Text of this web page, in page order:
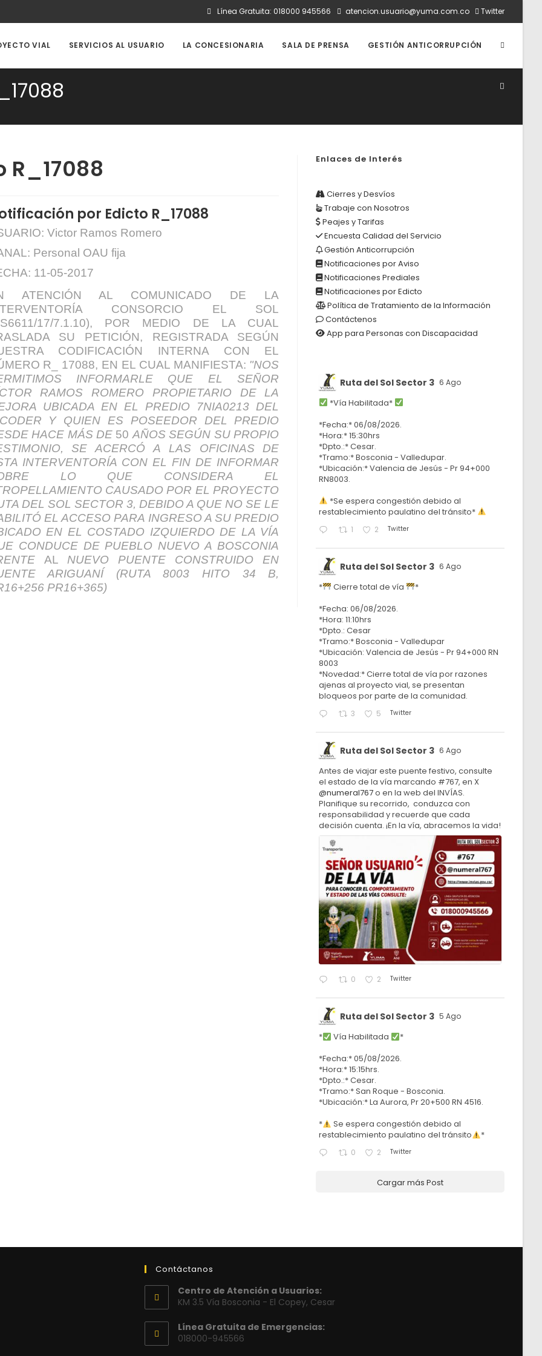
Línea Gratuita: 018000 945566 atencion.usuario@yuma.com.co Twitter
VIAL SERVICIOS AL USUARIO LA CONCESIONARIA SALA DE PRENSA GESTIÓN ANTICORRUPCIÓN ALTERNAR
por Edicto R_17088
Victor Ramos Romero
Personal OAU fija
11-05-2017
ATENCIÓN AL COMUNICADO DE LA
CONSORCIO EL SOL
17/7.1.10), POR MEDIO DE LA CUAL
SU PETICIÓN, REGISTRADA SEGÚN
CODIFICACIÓN INTERNA CON EL
R_ 17088, EN EL CUAL MANIFIESTA: "NOS
INFORMARLE QUE EL SEÑOR
RAMOS ROMERO PROPIETARIO DE LA
UBICADA EN EL PREDIO 7NIA0213 DEL
DER Y QUIEN ES POSEEDOR DEL PREDIO
HACE MÁS DE 50 AÑOS SEGÚN SU PROPIO
SE ACERCÓ A LAS OFICINAS DE
INTERVENTORÍA CON EL FIN DE INFORMAR
LO QUE CONSIDERA EL
CAUSADO POR EL PROYECTO
DEL SOL SECTOR 3, DEBIDO A QUE NO SE LE
EL ACCESO PARA INGRESO A SU PREDIO
EN EL COSTADO IZQUIERDO DE LA VÍA
CONDUCE DE PUEBLO NUEVO A BOSCONIA
AL NUEVO PUENTE CONSTRUIDO EN
ENTEARIGUANÍ (RUTA 8003 HITO 34 B,
PR16+365)
Enlaces de Interés
Cierres y Desvíos
Trabaje con Nosotros
Peajes y Tarifas
Encuesta Calidad del Servicio
Gestión Anticorrupción
Notificaciones por Aviso
Notificaciones Prediales
Notificaciones por Edicto
Política de Tratamiento de la Información
Contáctenos
App para Personas con Discapacidad
Ruta del Sol Sector 3 6 Ago
*Vía Habilitada*
*Fecha:* 06/08/2026.
*Hora:* 15:30hrs
*Dpto.:* Cesar.
*Tramo:* Bosconia - Valledupar.
*Ubicación:* Valencia de Jesús - Pr 94+000
RN8003.
*Se espera congestión debido al
restablecimiento paulatino del tránsito*
1 2 Twitter
Ruta del Sol Sector 3 6 Ago
* Cierre total de vía
*
*Fecha: 06/08/2026.
*Hora: 11:10hrs
*Dpto.: Cesar
*Tramo:* Bosconia - Valledupar
*Ubicación: Valencia de Jesús - Pr 94+000 RN
8003
*Novedad:* Cierre total de vía por razones
ajenas al proyecto vial, se presentan
bloqueos por parte de la comunidad.
3 5 Twitter
Ruta del Sol Sector 3 6 Ago
Antes de viajar este puente festivo, consulte
el estado de la vía marcando #767, en X
@numeral767o en la web del INVÍAS.
Planifique su recorrido, conduzca con
responsabilidad y recuerde que cada
decisión cuenta. ¡En la vía, abracemos la vida!
0 2 Twitter
Ruta del Sol Sector 3 5 Ago
* Vía Habilitada
*
*Fecha:* 05/08/2026.
*Hora:* 15:15hrs.
*Dpto.:* Cesar.
*Tramo:* San Roque - Bosconia.
*Ubicación:* La Aurora, Pr 20+500 RN 4516.
*
Se espera congestión debido al
restablecimiento paulatino del tránsito
*
0 2 Twitter
Cargar más Post
Contáctanos
Centro de Atención a Usuarios:
KM 3.5 Vía Bosconia - El Copey, Cesar
Línea Gratuita de Emergencias:
018000-945566